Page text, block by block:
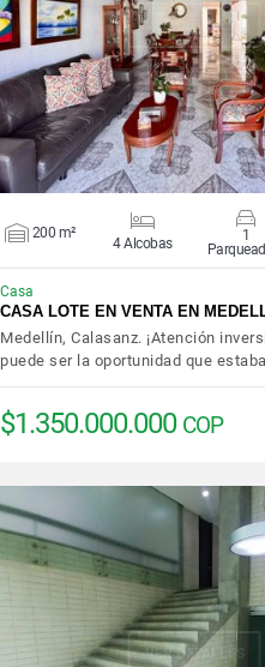
VER DETALLES
200 m²
4 Alcobas
1
Casa
CASA LOTE EN VENTA EN
Medellín, Calasanz. ¡Atención
puede ser la oportunidad que
$1.350.000.000 COP
VER DETALLES